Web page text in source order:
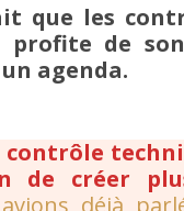
que les
profite de
agenda.
créer
déjà